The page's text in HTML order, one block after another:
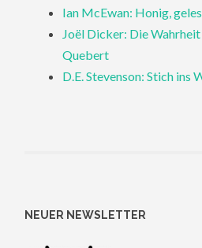
Ian McEwan: Honig,
Joël Dicker: Die
Quebert
D.E. Stevenson: Stich ins
NEUER NEWSLETTER